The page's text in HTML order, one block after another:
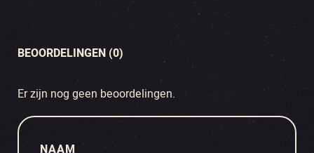
BEOORDELINGEN (0)
Er zijn nog geen beoordelingen.